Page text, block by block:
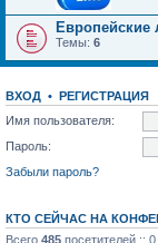
Европейские
Темы: 6
ВХОД • РЕГИСТРАЦИЯ
Имя пользователя:
Пароль:
Забыли пароль?
КТО СЕЙЧАС НА
Всего 485 посетителей ::